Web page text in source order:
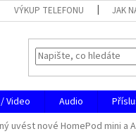
VÝKUP TELEFONU JAK
Video Audio
uvést nové HomePod mini a